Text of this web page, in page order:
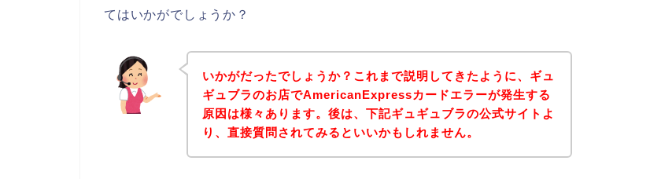
てはいかがでしょうか？
いかがだったでしょうか？これまで説明してきたように、ギュ
ギュブラのお店でAmericanExpressカードエラーが発生する
原因は様々あります。後は、下記ギュギュブラの公式サイトよ
り、直接質問されてみるといいかもしれません。